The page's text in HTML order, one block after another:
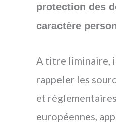
protection des
caractère
A titre liminaire,
rappeler les
et
européennes,